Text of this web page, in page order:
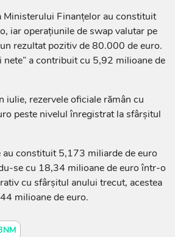
Ministerului Finanțelor au constituit
iar operațiunile de swap valutar pe
rezultat pozitiv de 80.000 de euro.
nete” a contribuit cu 5,92 milioane de
iulie, rezervele oficiale rămân cu
peste nivelul înregistrat la sfârșitul
au constituit 5,173 miliarde de euro
se cu 18,34 milioane de euro într-o
cu sfârșitul anului trecut, acestea
milioane de euro.